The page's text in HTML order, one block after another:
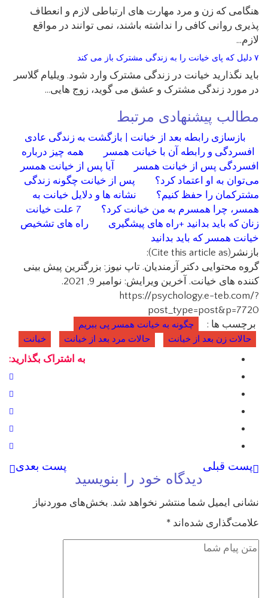
هنگامی که زن و مرد مهارت های ارتباطی لازم و انعطاف
پذیری روانی کافی را نداشته باشند، نمی توانند در مواقع
لازم…
۷ دلیل که پای خیانت را به زندگی مشترک باز می کند
باید نگذارید خیانت در زندگی مشترک وارد شود. ویلیام گلاسر
در مورد زندگی مشترک و عشق می گوید، زوج هایی…
مطالب پیشنهادی مرتبط
بازسازی رابطه بعد از خیانت | بازگشت به زندگی عادی
افسردگی و رابطه آن با خیانت همسر
همه چیز درباره
افسردگی پس از خیانت همسر
آیا پس‌ از خیانت همسر
می‌توان به او اعتماد کرد؟
پس از خیانت چگونه زندگی
مشترکمان را حفظ کنیم؟
نشانه ها و دلایل خیانت به
همسر، چرا همسرم به من خیانت کرد؟
7 علت خیانت
زنان که باید بدانید +راه های پیشگیری
راه های تشخیص
خیانت همسر که باید بدانید
بازنشر(Cite this article as):
گروه محتوایی دکتر آزمندیان. تاپ نیوز: بزرگترین پیش بینی
کننده های خیانت. آخرین ویرایش: نوامبر 9, 2021.
https://psychology.e-teb.com/?
post_type=post&p=7720
برچسب ها :
چگونه به خیانت همسر پی ببریم
حالات زن بعد از خیانت
حالات مرد بعد از خیانت خیانت
به اشتراک بگذارید:
پست قبلی پست بعدی
دیدگاه خود را بنویسید
نشانی ایمیل شما منتشر نخواهد شد. بخش‌های موردنیاز
علامت‌گذاری شده‌اند *